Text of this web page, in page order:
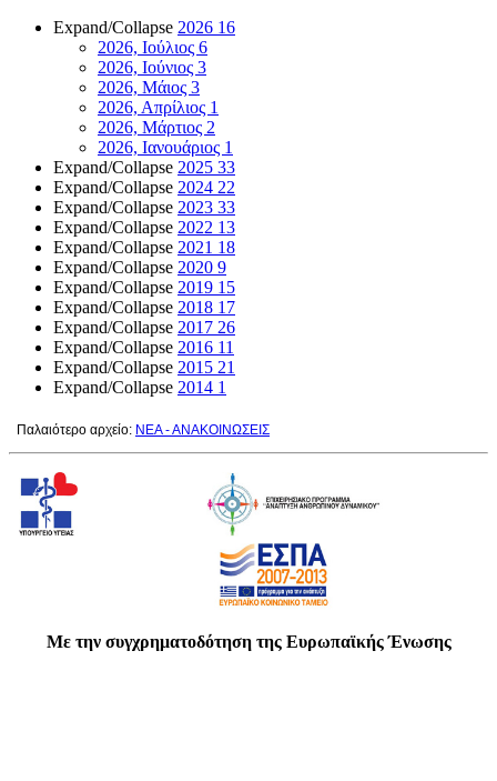
Expand/Collapse 2026 16
2026, Ιούλιος 6
2026, Ιούνιος 3
2026, Μάιος 3
2026, Απρίλιος 1
2026, Μάρτιος 2
2026, Ιανουάριος 1
Expand/Collapse 2025 33
Expand/Collapse 2024 22
Expand/Collapse 2023 33
Expand/Collapse 2022 13
Expand/Collapse 2021 18
Expand/Collapse 2020 9
Expand/Collapse 2019 15
Expand/Collapse 2018 17
Expand/Collapse 2017 26
Expand/Collapse 2016 11
Expand/Collapse 2015 21
Expand/Collapse 2014 1
Παλαιότερο αρχείο: ΝΕΑ - ΑΝΑΚΟΙΝΩΣΕΙΣ
Με την συγχρηματοδότηση της Ευρωπαϊκής Ένωσης